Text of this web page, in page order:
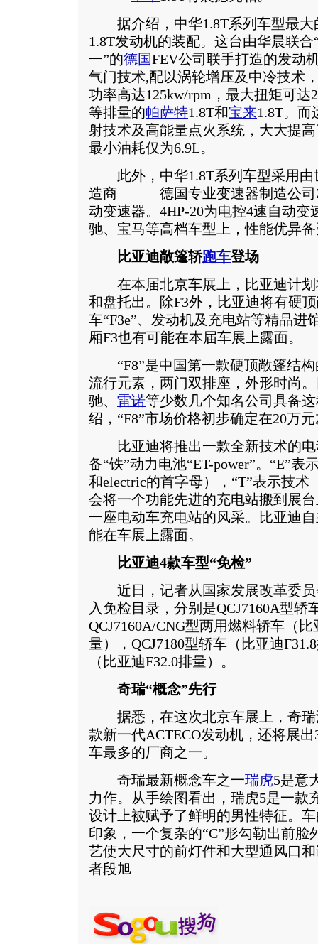
据介绍，中华1.8T系列车型最
1.8T发动机的装配。这台由华晨联
一”的德国FEV公司联手打造的发动
气门技术,配以涡轮增压及中冷技术
功率高达125kw/rpm，最大扭矩可达
等排量的帕萨特1.8T和宝来1.8T。而
射技术及高能量点火系统，大大提
最小油耗仅为6.9L。
此外，中华1.8T系列车型采用由
造商———德国专业变速器制造公司
动变速器。4HP-20为电控4速自动
驰、宝马等高档车型上，性能优异
比亚迪敞篷轿跑车登场
在本届北京车展上，比亚迪计划
和盘托出。除F3外，比亚迪将有硬
车“F3e”、发动机及充电站等精品进
厢F3也有可能在本届车展上露面。
“F8”是中国第一款硬顶敞篷结构
流行元素，两门双排座，外形时尚
驰、 雷诺等少数几个知名公司具备
绍，“F8”市场价格初步确定在20万
比亚迪将推出一款全新技术的电
备“铁”动力电池“ET-power”。“E”表
和electric的首字母），“T”表示技术
会将一个功能先进的充电站搬到展
一座电动车充电站的风采。比亚迪
能在车展上露面。
比亚迪4款车型“免检”
近日，记者从国家发展改革委员
入免检目录，分别是QCJ7160A型轿
QCJ7160A/CNG型两用燃料轿车（
量），QCJ7180型轿车（比亚迪
（比亚迪F32.0排量）。
奇瑞“概念”先行
据悉，在这次北京车展上，奇瑞
款新一代ACTECO发动机，还将展
车最多的厂商之一。
奇瑞最新概念车之一瑞虎5是意
力作。从手绘图看出，瑞虎5是一款
设计上被赋予了鲜明的男性特征。
印象，一个复杂的“C”形勾勒出前脸
艺使大尺寸的前灯件和大型通风口
者段旭